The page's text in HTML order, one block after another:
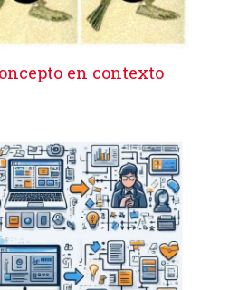
en contexto